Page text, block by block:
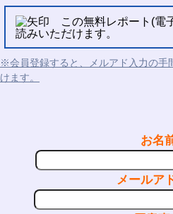
この無料レポート(電
読みいただけます。
※会員登録すると、メルアド入力の手
けます。
お名
メールア